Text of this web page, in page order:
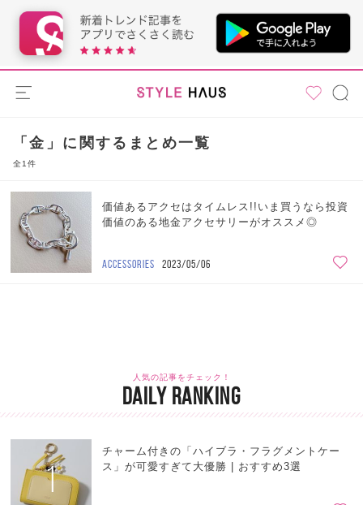
「金」に関するまとめ一覧
全1件
価値あるアクセはタイムレス!!いま買うなら投資
価値のある地金アクセサリーがオススメ◎
ACCESSORIES 2023/05/06
人気の記事をチェック！
DAILY RANKING
1
チャーム付きの「ハイブラ・フラグメントケー
ス」が可愛すぎて大優勝 | おすすめ3選